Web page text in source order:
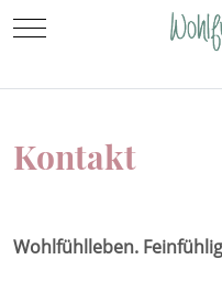
Mobile Menu Toggle
Kontakt
Wohlfühlleben.